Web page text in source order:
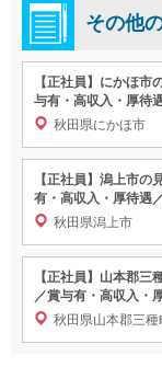
その他
【正社員】にかほ
与有・高収入・厚待
秋田県にかほ市
【正社員】潟上市
有・高収入・厚待遇
秋田県潟上市
【正社員】山本郡
／賞与有・高収入・
秋田県山本郡三種